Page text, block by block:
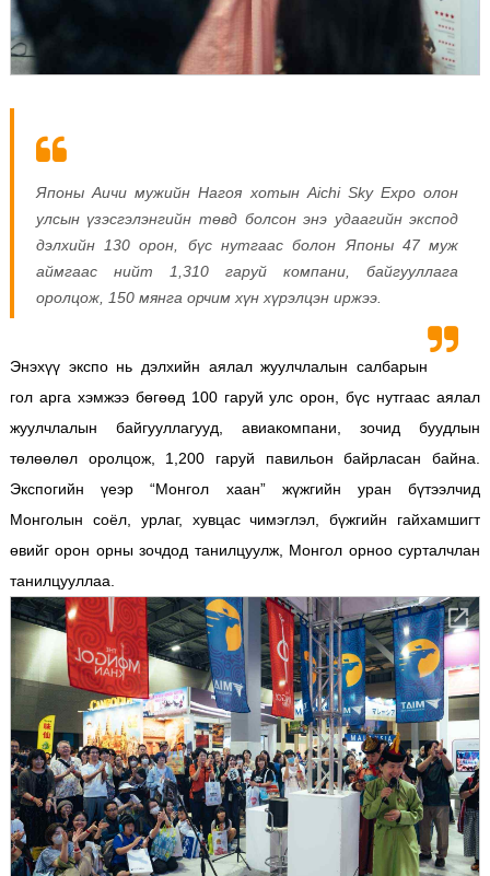
Японы Аичи мужийн Нагоя хотын Aichi Sky Expo олон
улсын үзэсгэлэнгийн төвд болсон энэ удаагийн экспод
дэлхийн 130 орон, бүс нутгаас болон Японы 47 муж
аймгаас нийт 1,310 гаруй компани, байгууллага
оролцож, 150 мянга орчим хүн хүрэлцэн иржээ.
Энэхүү экспо нь дэлхийн аялал жуулчлалын салбарын
гол арга хэмжээ бөгөөд 100 гаруй улс орон, бүс нутгаас аялал
жуулчлалын байгууллагууд, авиакомпани, зочид буудлын
төлөөлөл оролцож, 1,200 гаруй павильон байрласан байна.
Экспогийн үеэр “Монгол хаан” жүжгийн уран бүтээлчид
Монголын соёл, урлаг, хувцас чимэглэл, бүжгийн гайхамшигт
өвийг орон орны зочдод танилцуулж, Монгол орноо сурталчлан
танилцууллаа.